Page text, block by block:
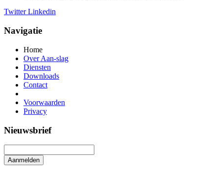
Twitter Linkedin
Navigatie
Home
Over Aan-slag
Diensten
Downloads
Contact
Voorwaarden
Privacy
Nieuwsbrief
Aanmelden